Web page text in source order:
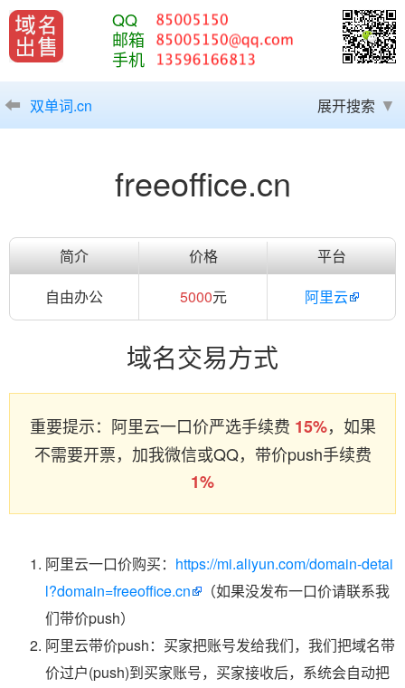
QQ
邮箱
手机
双单词.cn 展开搜索
freeoffice.cn
简介 价格
平台
自由办公
5000元 阿里云
域名交易方式
重要提示：阿里云一口价严选手续费 15%，如果
不需要开票，加我微信或QQ，带价push手续费
1%
阿里云一口价购买： https://mi.aliyun.com/domain-detai
l?domain=freeoffice.cn
（如果没发布一口价请联系我
们带价push）
阿里云带价push：买家把账号发给我们，我们把域名带
价过户(push)到买家账号，买家接收后，系统会自动把